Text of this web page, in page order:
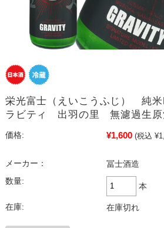
栄光富士（えいこうふじ） 純
ラビティ 出羽の里 無濾過生
価格: ¥1,600 (税込
メーカー：
冨士酒造
数量:
本
在庫: 在庫切れ